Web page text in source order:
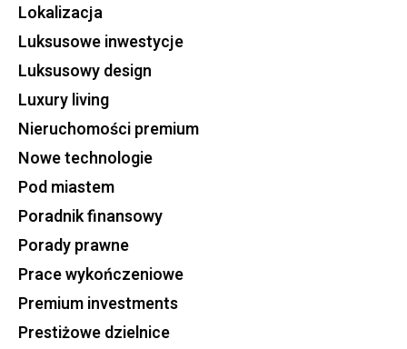
Lokalizacja
Luksusowe inwestycje
Luksusowy design
Luxury living
Nieruchomości premium
Nowe technologie
Pod miastem
Poradnik finansowy
Porady prawne
Prace wykończeniowe
Premium investments
Prestiżowe dzielnice